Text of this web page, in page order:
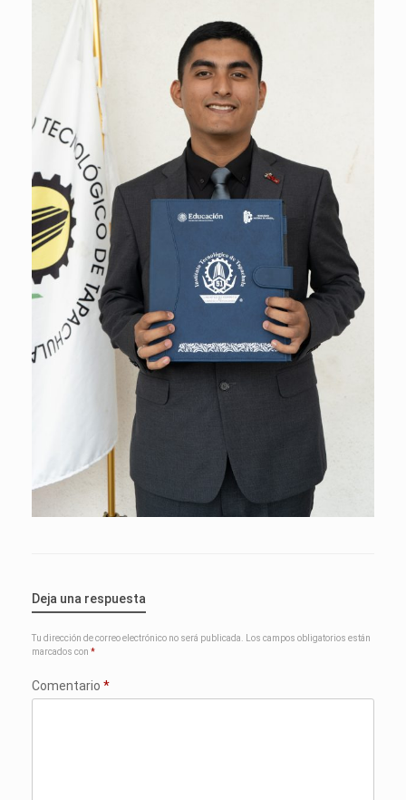
Deja una respuesta
Tu dirección de correo electrónico no será publicada. Los campos obligatorios están
marcados con *
Comentario *